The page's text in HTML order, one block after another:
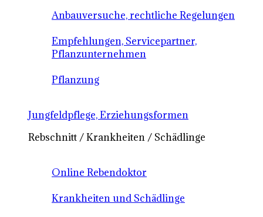
Anbauversuche, rechtliche Regelungen
Empfehlungen, Servicepartner,
Pflanzunternehmen
Pflanzung
Jungfeldpflege, Erziehungsformen
Rebschnitt / Krankheiten / Schädlinge
Online Rebendoktor
Krankheiten und Schädlinge